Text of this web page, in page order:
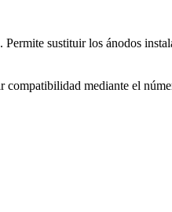
sustituir los ánodos
compatibilidad mediante el